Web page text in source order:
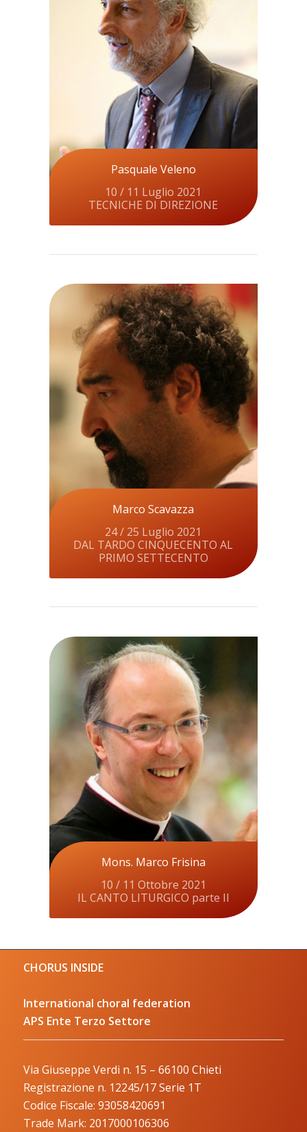
Pasquale Veleno
10 / 11 Luglio 2021
TECNICHE DI DIREZIONE
Marco Scavazza
24 / 25 Luglio 2021
DAL TARDO CINQUECENTO AL
PRIMO SETTECENTO
Mons. Marco Frisina
10 / 11 Ottobre 2021
IL CANTO LITURGICO parte II
CHORUS INSIDE
International choral federation
APS Ente Terzo Settore
Via Giuseppe Verdi n. 15 – 66100 Chieti
Registrazione n. 12245/17 Serie 1T
Codice Fiscale: 93058420691
Trade Mark: 2017000106306